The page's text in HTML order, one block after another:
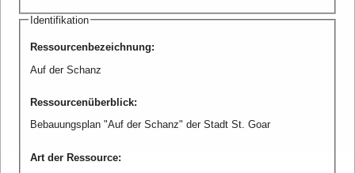
Identifikation
Ressourcenbezeichnung:
Auf der Schanz
Ressourcenüberblick:
Bebauungsplan "Auf der Schanz" der Stadt St. Goar
Art der Ressource: